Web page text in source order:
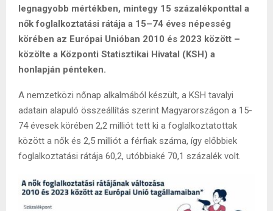
legnagyobb mértékben, mintegy 15 százalékponttal a
nők foglalkoztatási rátája a 15–74 éves népesség
körében az Európai Unióban 2010 és 2023 között –
közölte a Központi Statisztikai Hivatal (KSH) a
honlapján pénteken.
A nemzetközi nőnap alkalmából készült, a KSH tavalyi
adatain alapuló összeállítás szerint Magyarországon a 15-
74 évesek körében 2,2 milliót tett ki a foglalkoztatottak
között a nők és 2,5 milliót a férfiak száma, így előbbiek
foglalkoztatási rátája 60,2, utóbbiaké 70,1 százalék volt.